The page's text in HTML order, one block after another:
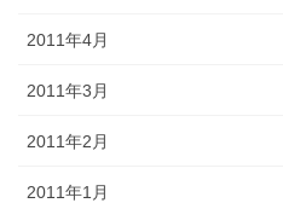
2011年4月
2011年3月
2011年2月
2011年1月